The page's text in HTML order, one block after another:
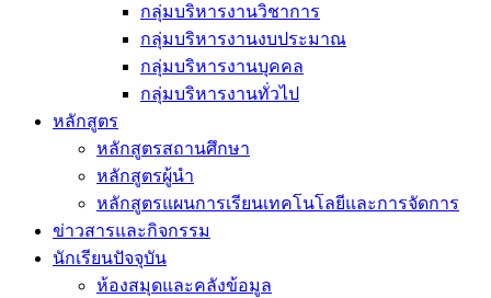
กลุ่มบริหารงานวิชาการ
กลุ่มบริหารงานงบประมาณ
กลุ่มบริหารงานบุคคล
กลุ่มบริหารงานทั่วไป
หลักสูตร
หลักสูตรสถานศึกษา
หลักสูตรผู้นำ
หลักสูตรแผนการเรียนเทคโนโลยีและการจัดการ
ข่าวสารและกิจกรรม
นักเรียนปัจจุบัน
ห้องสมุดและคลังข้อมูล